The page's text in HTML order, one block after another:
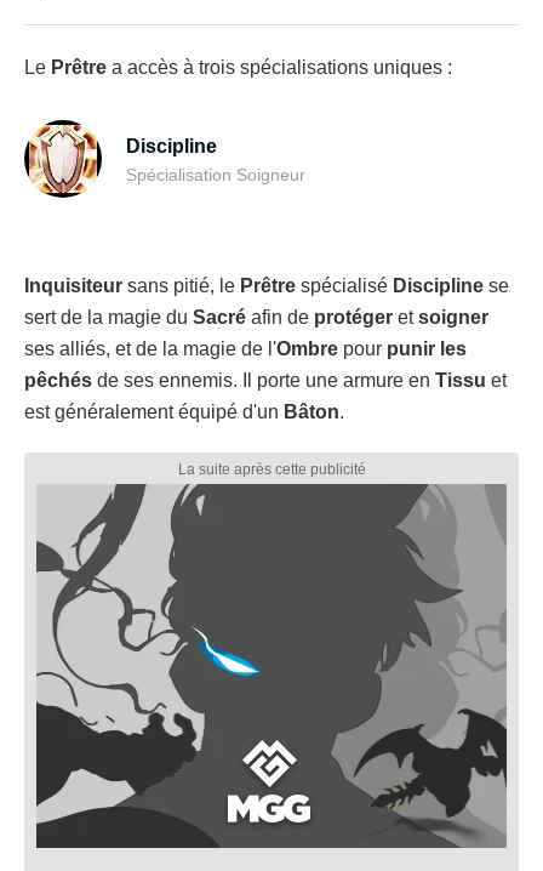
Le Prêtre a accès à trois spécialisations uniques :
Discipline
Spécialisation Soigneur
Inquisiteur sans pitié, le Prêtre spécialisé Discipline se
sert de la magie du Sacré afin de protéger etsoigner
ses alliés, et de la magie de l'Ombre pour punir les
pêchés de ses ennemis. Il porte une armure en Tissu et
est généralement équipé d'un Bâton.